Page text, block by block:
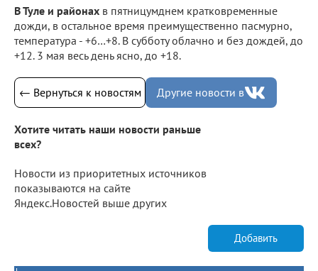
В Туле и районах в пятницумднем кратковременные
дожди, в остальное время преимущественно пасмурно,
температура - +6…+8. В субботу облачно и без дождей, до
+12. 3 мая весь день ясно, до +18.
← Вернуться к новостям Другие новости в
Хотите читать наши новости раньше
всех?
Новости из приоритетных источников
показываются на сайте
Яндекс.Новостей выше других
Добавить